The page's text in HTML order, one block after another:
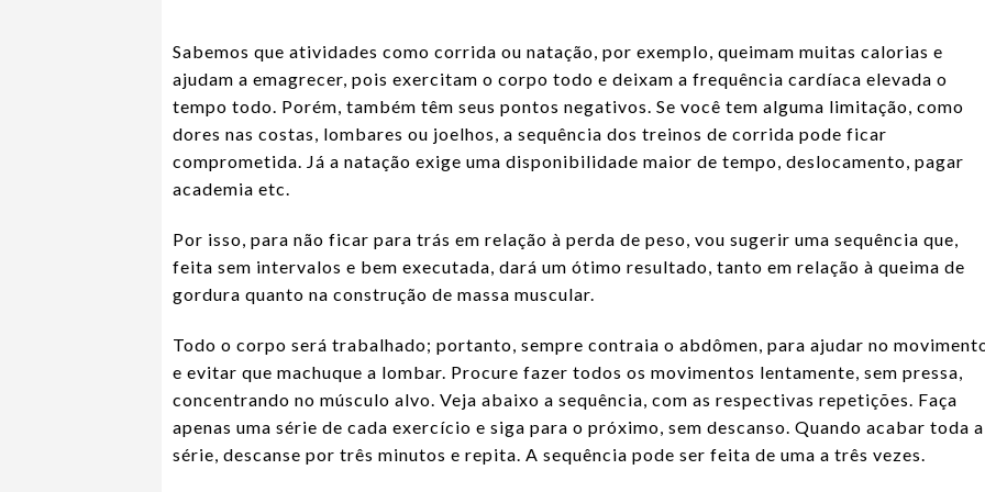
Sabemos que atividades como corrida ou natação, por exemplo, queimam muitas calorias e
ajudam a emagrecer, pois exercitam o corpo todo e deixam a frequência cardíaca elevada o
tempo todo. Porém, também têm seus pontos negativos. Se você tem alguma limitação, como
dores nas costas, lombares ou joelhos, a sequência dos treinos de corrida pode ficar
comprometida. Já a natação exige uma disponibilidade maior de tempo, deslocamento, pagar
academia etc.
Por isso, para não ficar para trás em relação à perda de peso, vou sugerir uma sequência que,
feita sem intervalos e bem executada, dará um ótimo resultado, tanto em relação à queima de
gordura quanto na construção de massa muscular.
Todo o corpo será trabalhado; portanto, sempre contraia o abdômen, para ajudar no
e evitar que machuque a lombar. Procure fazer todos os movimentos lentamente, sem pressa,
concentrando no músculo alvo. Veja abaixo a sequência, com as respectivas repetições. Faça
apenas uma série de cada exercício e siga para o próximo, sem descanso. Quando acabar toda a
série, descanse por três minutos e repita. A sequência pode ser feita de uma a três vezes.